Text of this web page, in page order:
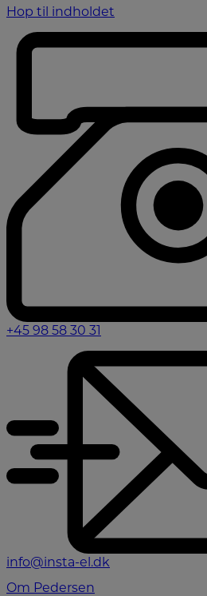
Hop til indholdet
+45 98 58 30 31
info@insta-el.dk
Om Pedersen